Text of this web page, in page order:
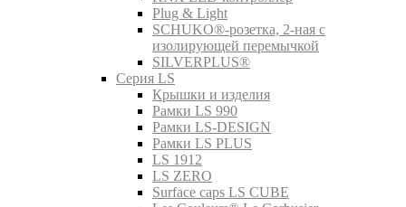
Plug & Light
SCHUKO®-розетка, 2-ная с
изолирующей перемычкой
SILVERPLUS®
Серия LS
Крышки и изделия
Рамки LS 990
Рамки LS-DESIGN
Рамки LS PLUS
LS 1912
LS ZERO
Surface caps LS CUBE